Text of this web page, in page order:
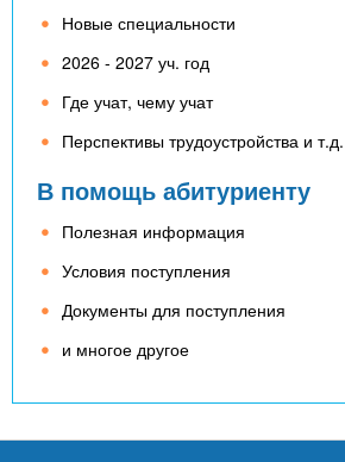
Новые специальности
2026 - 2027 уч. год
Где учат, чему учат
Перспективы трудоустройства и т.д.
В помощь абитуриенту
Полезная информация
Условия поступления
Документы для поступления
и многое другое